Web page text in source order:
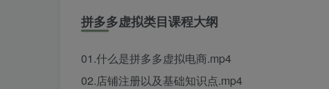
拼多多虚拟类目课程大纲
01.什么是拼多多虚拟电商.mp4
02.店铺注册以及基础知识点.mp4